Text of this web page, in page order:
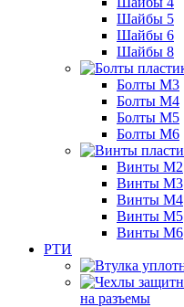
Шайбы 5
Шайбы 6
Шайбы 8
Болты М3
Болты М4
Болты М5
Болты М6
Винты М2
Винты М3
Винты М4
Винты М5
Винты М6
РТИ
на разъемы